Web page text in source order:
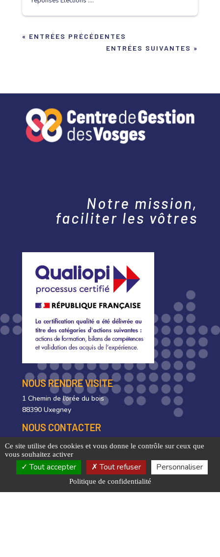
« ENTRÉES PRÉCÉDENTES
ENTRÉES SUIVANTES »
Notre mission,
faciliter les vôtres
NOUS RENDRE VISITE
1 Chemin de l’orée du bois
88390 Uxegney
NOUS CONTACTER
03 29 35 63 10
Nous rejoindre
Ce site utilise des cookies et vous donne le contrôle sur ceux que
vous souhaitez activer
Tout accepter Tout refuser Personnaliser
Politique de confidentialité